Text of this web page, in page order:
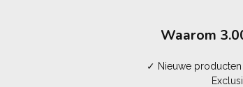
Waarom
✓ Nieuwe